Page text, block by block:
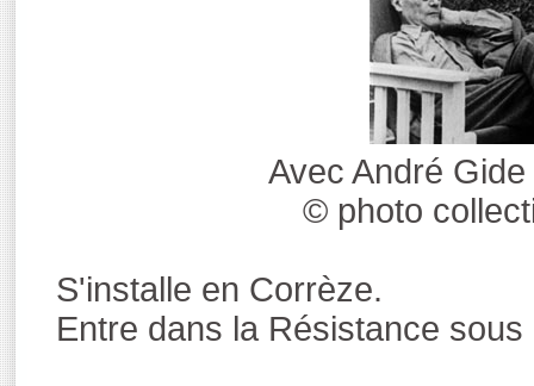
Avec André
© photo
S'installe en Corrèze.
Entre dans la Résistance